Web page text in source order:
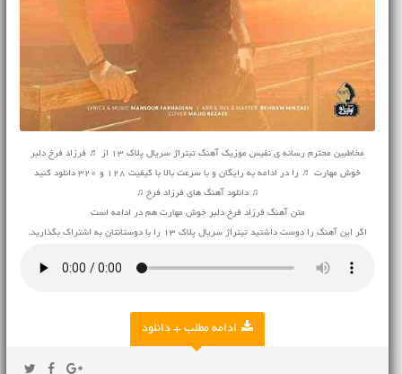
مخاطبین محترم رسانه ی نفیس موزیک آهنگ تیتراژ سریال پلاک ۱۳ از ♬ فرزاد فرخ دلبر
خوش مهارت ♬ را در ادامه به رایگان و با سرعت بالا با کیفیت 128 و 320 دانلود کنید
♫ دانلود آهنگ های فرزاد فرخ ♫
متن آهنگ فرزاد فرخ دلبر خوش مهارت هم در ادامه است
اگر این آهنگ را دوست داشتید تیتراژ سریال پلاک ۱۳ را با دوستانتان به اشتراک بگذارید.
ادامه مطلب + دانلود